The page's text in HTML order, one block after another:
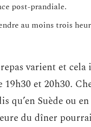
post-prandiale.
au moins trois
varient et
et 20h30.
qu’en Suède ou
du dîner